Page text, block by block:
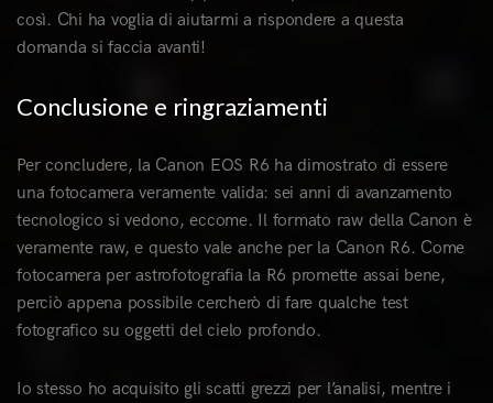
così. Chi ha voglia di aiutarmi a rispondere a questa
domanda si faccia avanti!
Conclusione e ringraziamenti
Per concludere, la Canon EOS R6 ha dimostrato di essere
una fotocamera veramente valida: sei anni di avanzamento
tecnologico si vedono, eccome. Il formato raw della Canon è
veramente raw, e questo vale anche per la Canon R6. Come
fotocamera per astrofotografia la R6 promette assai bene,
perciò appena possibile cercherò di fare qualche test
fotografico su oggetti del cielo profondo.
Io stesso ho acquisito gli scatti grezzi per l’analisi, mentre i